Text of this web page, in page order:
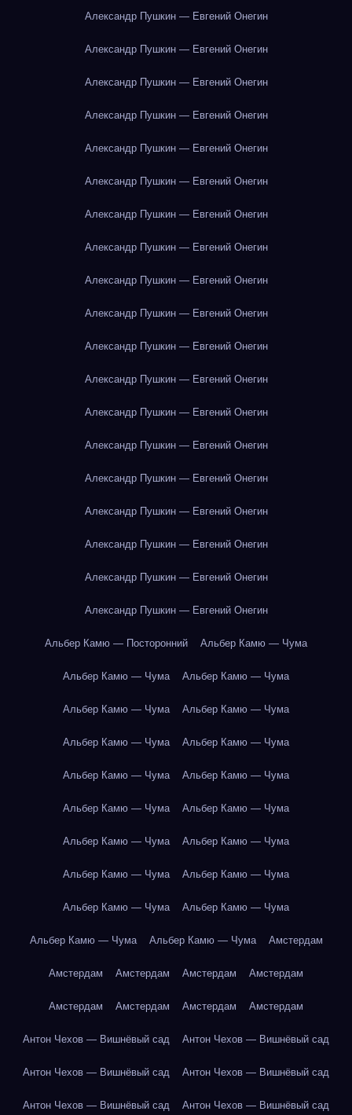
Александр Пушкин — Евгений Онегин
Александр Пушкин — Евгений Онегин
Александр Пушкин — Евгений Онегин
Александр Пушкин — Евгений Онегин
Александр Пушкин — Евгений Онегин
Александр Пушкин — Евгений Онегин
Александр Пушкин — Евгений Онегин
Александр Пушкин — Евгений Онегин
Александр Пушкин — Евгений Онегин
Александр Пушкин — Евгений Онегин
Александр Пушкин — Евгений Онегин
Александр Пушкин — Евгений Онегин
Александр Пушкин — Евгений Онегин
Александр Пушкин — Евгений Онегин
Александр Пушкин — Евгений Онегин
Александр Пушкин — Евгений Онегин
Александр Пушкин — Евгений Онегин
Александр Пушкин — Евгений Онегин
Александр Пушкин — Евгений Онегин
Альбер Камю — Посторонний Альбер Камю — Чума
Альбер Камю — Чума Альбер Камю — Чума
Альбер Камю — Чума Альбер Камю — Чума
Альбер Камю — Чума Альбер Камю — Чума
Альбер Камю — Чума Альбер Камю — Чума
Альбер Камю — Чума Альбер Камю — Чума
Альбер Камю — Чума Альбер Камю — Чума
Альбер Камю — Чума Альбер Камю — Чума
Альбер Камю — Чума Альбер Камю — Чума
Альбер Камю — Чума Альбер Камю — Чума Амстердам
Амстердам Амстердам Амстердам Амстердам
Амстердам Амстердам Амстердам Амстердам
Антон Чехов — Вишнёвый сад Антон Чехов — Вишнёвый сад
Антон Чехов — Вишнёвый сад Антон Чехов — Вишнёвый сад
Антон Чехов — Вишнёвый сад Антон Чехов — Вишнёвый сад